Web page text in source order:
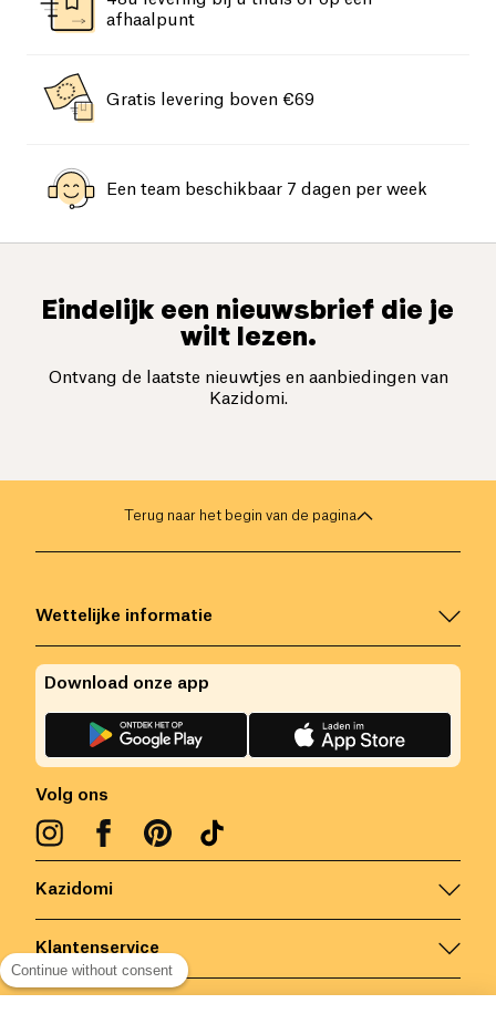
afhaalpunt
Gratis levering boven €69
Een team beschikbaar 7 dagen per week
Eindelijk een nieuwsbrief die je
wilt lezen.
Ontvang de laatste nieuwtjes en aanbiedingen van
Kazidomi.
Terug naar het begin van de pagina
Kazidomi
Klantenservice
Wettelijke informatie
Volg ons
Download onze app
Continue without consent